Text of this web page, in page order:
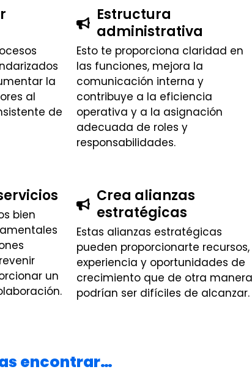
la
al
de
Estructura
administrativa
Esto te proporciona claridad en
las funciones, mejora la
comunicación interna y
contribuye a la eficiencia
operativa y a la asignación
adecuada de roles y
responsabilidades.
bien
un
Crea alianzas
estratégicas
Estas alianzas estratégicas
pueden proporcionarte recursos,
experiencia y oportunidades de
crecimiento que de otra manera
podrían ser difíciles de alcanzar.
encontrar…